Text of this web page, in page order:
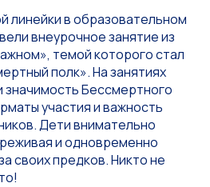
линейки в образовательном
внеурочное занятие из
темой которого стал
полк». На занятиях
Бессмертного
участия и важность
Дети внимательно
и одновременно
своих предков. Никто не